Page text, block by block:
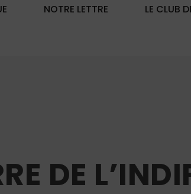
NOTRE LETTRE LE CLUB
DE